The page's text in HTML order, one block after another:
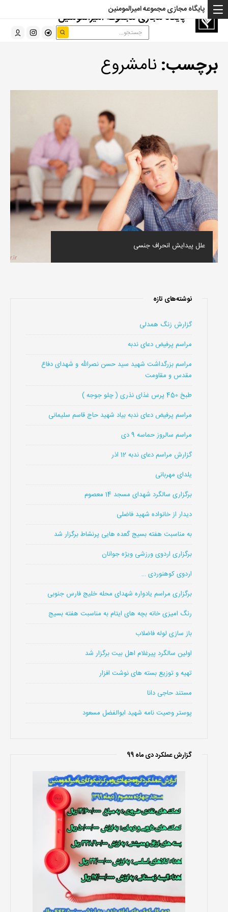
پایگاه مجازی مجموعه امیرالمومنین
پایگاه مجازی مجموعه امیرالمومنین
برچسب: نامشروع
علل پیدایش انحراف جنسی
نوشته‌های تازه
گزارش زنگ همدلی
مراسم پرفیض دعای ندبه
مراسم بزرگداشت شهید سید حسن نصرالله و شهدای دفاع
مقدس و مقاومت
طبخ 450 پرس غذای نذری ( چلو جوجه )
مراسم پرفیض دعای ندبه بیاد شهید حاج قاسم سلیمانی
مراسم سالروز حماسه 9 دی
گزارش مراسم دعای ندبه 12 اذر
یلدای مهربانی
برگزاری سالگرد شهدای مسجد 14 معصوم
دیدار از خانواده شهید فاضلی
به مناسبت هفته بسیج گعده هایی پرنشاط برگزار شد
برگزاری اردوی ورزشی ویژه جوانان
اردوی کوهنوردی …
برگزاری مراسم یادواره شهدای محله خلیج فارس جنوبی
رنگ امیزی خانه بچه های ایتام به مناسبت هفته بسیج
باز سازی لوله فاضلاب
اولین سالگرد پیرغلام اهل بیت برگزار شد
تهیه و توزیع بسته های نوشت افزار
مستند حاجی دانا
پوستر وصیت نامه شهید ابوالفضل مسعود
گزارش عملکرد دی ماه 99